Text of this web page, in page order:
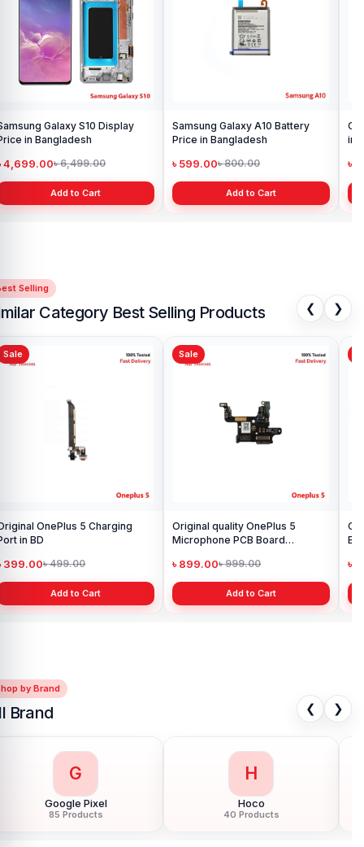
Display
Samsung Galaxy A10 Battery
Price in Bangladesh
৳ 599.00 ৳ 800.00
Add to Cart
Original Oppo A15
in Bangladesh
৳
Add to
Selling
Category Best Selling Products ❮ ❯
Sale
OnePlus 5 Charging
in BD
399.00৳ 499.00
Add to Cart
Sale
Original quality OnePlus 5
Microphone PCB Board
৳ 899.00৳ 999.00
Add to Cart
৳
by Brand
Brand ❮ ❯
H
Honor
124 Products
H
HTC
6 Products